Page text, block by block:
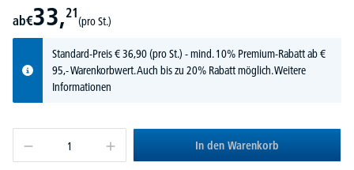
ab€33,21
(pro St.)
Standard-Preis€36,90(pro St.) - mind. 10% Premium-Rabatt ab €
95,- Warenkorbwert. Auch bis zu 20% Rabatt möglich.Weitere
Informationen
In den Warenkorb